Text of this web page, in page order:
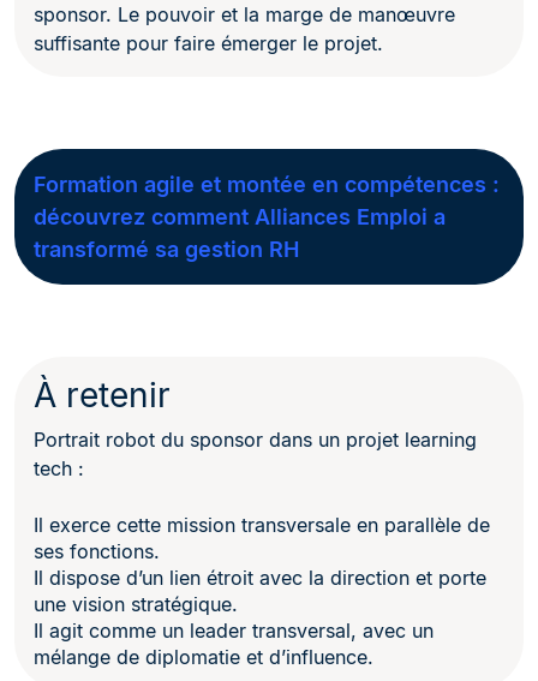
sponsor. Le pouvoir et la marge de manœuvre
suffisante pour faire émerger le projet.
Formation agile et montée en compétences :
découvrez comment Alliances Emploi a
transformé sa gestion RH
À retenir
Portrait robot du sponsor dans un projet learning
tech :
Il exerce cette mission transversale en parallèle de
ses fonctions.
Il dispose d’un lien étroit avec la direction et porte
une vision stratégique.
Il agit comme un leader transversal, avec un
mélange de diplomatie et d’influence.